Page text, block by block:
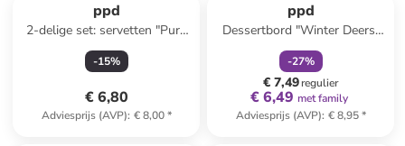
ppd
2-delige set: servetten "Pure
Easter Egg" wit/goudkleurig -
2x 20 stuks
-15%
€ 6,80
Adviesprijs (AVP): € 8,00*
ppd
Dessertbord "Winter Deers"
wit/meerkleurig - Ø 15 cm
-27%
€ 7,49regulier
€ 6,49 met family
Adviesprijs (AVP): € 8,95*